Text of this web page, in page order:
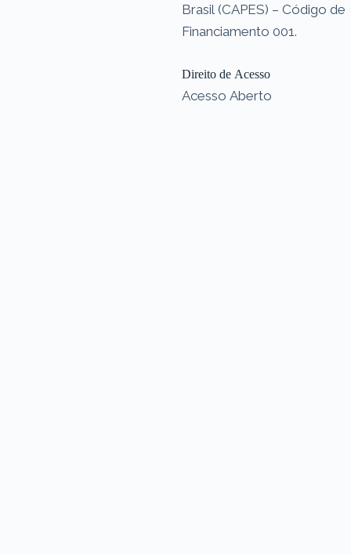
Brasil (CAPES) – Código de
Financiamento 001.
Direito de Acesso
Acesso Aberto